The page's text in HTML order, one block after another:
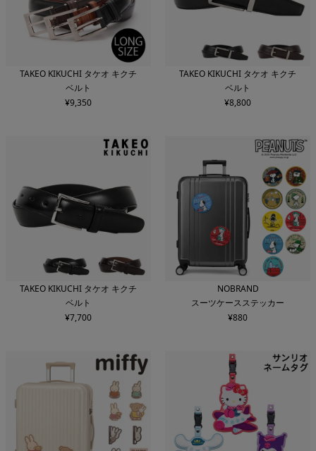
TAKEO KIKUCHI タケオ キクチ
ベルト
¥9,350
TAKEO KIKUCHI タケオ キクチ
ベルト
¥8,800
TAKEO KIKUCHI タケオ キクチ
ベルト
¥7,700
NOBRAND
スーツケースステッカー
¥880